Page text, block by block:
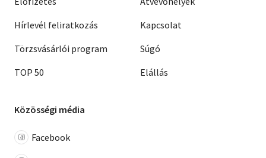
Hírlevél feliratkozás
Törzsvásárlói program
TOP 50
Kapcsolat
Súgó
Elállás
Közösségi média
Facebook